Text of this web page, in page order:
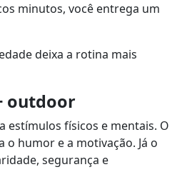
minutos, você entrega um
deixa a rotina mais
outdoor
estímulos físicos e mentais. O
humor e a motivação. Já o
segurança e